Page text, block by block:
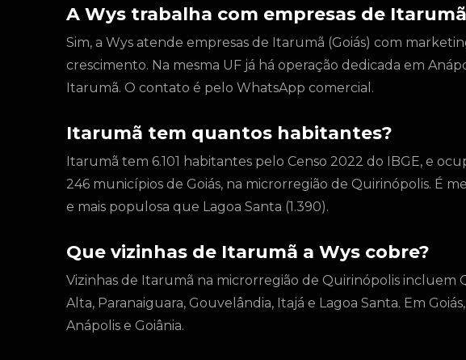
A Wys trabalha com empresas de
Sim, a Wys atende empresas de Itarumã (Goiás) com
crescimento. Na mesma UF já há operação dedicada em
Itarumã. O contato é pelo WhatsApp comercial.
Itarumã tem quantos habitantes?
Itarumã tem 6.101 habitantes pelo Censo 2022 do IBGE, e
246 municípios de Goiás, na microrregião de Quirinópolis. É
e mais populosa que Lagoa Santa (1.390).
Que vizinhas de Itarumã a Wys cobre?
Vizinhas de Itarumã na microrregião de Quirinópolis incluem
Alta, Paranaiguara, Gouvelândia, Itajá e Lagoa Santa. Em
Anápolis e Goiânia.